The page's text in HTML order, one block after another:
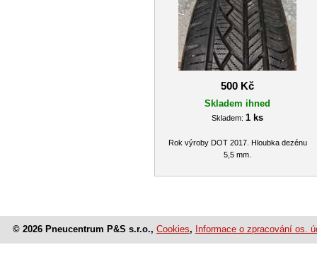
500 Kč
Skladem ihned
Skladem: 1 ks
Rok výroby DOT 2017. Hloubka dezénu
5,5 mm.
© 2026 Pneucentrum P&S s.r.o., Cookies, Informace o zpracování os.